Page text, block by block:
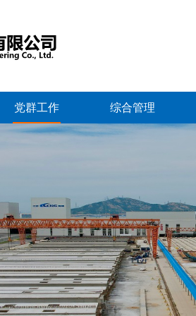
党群工作 综合管理